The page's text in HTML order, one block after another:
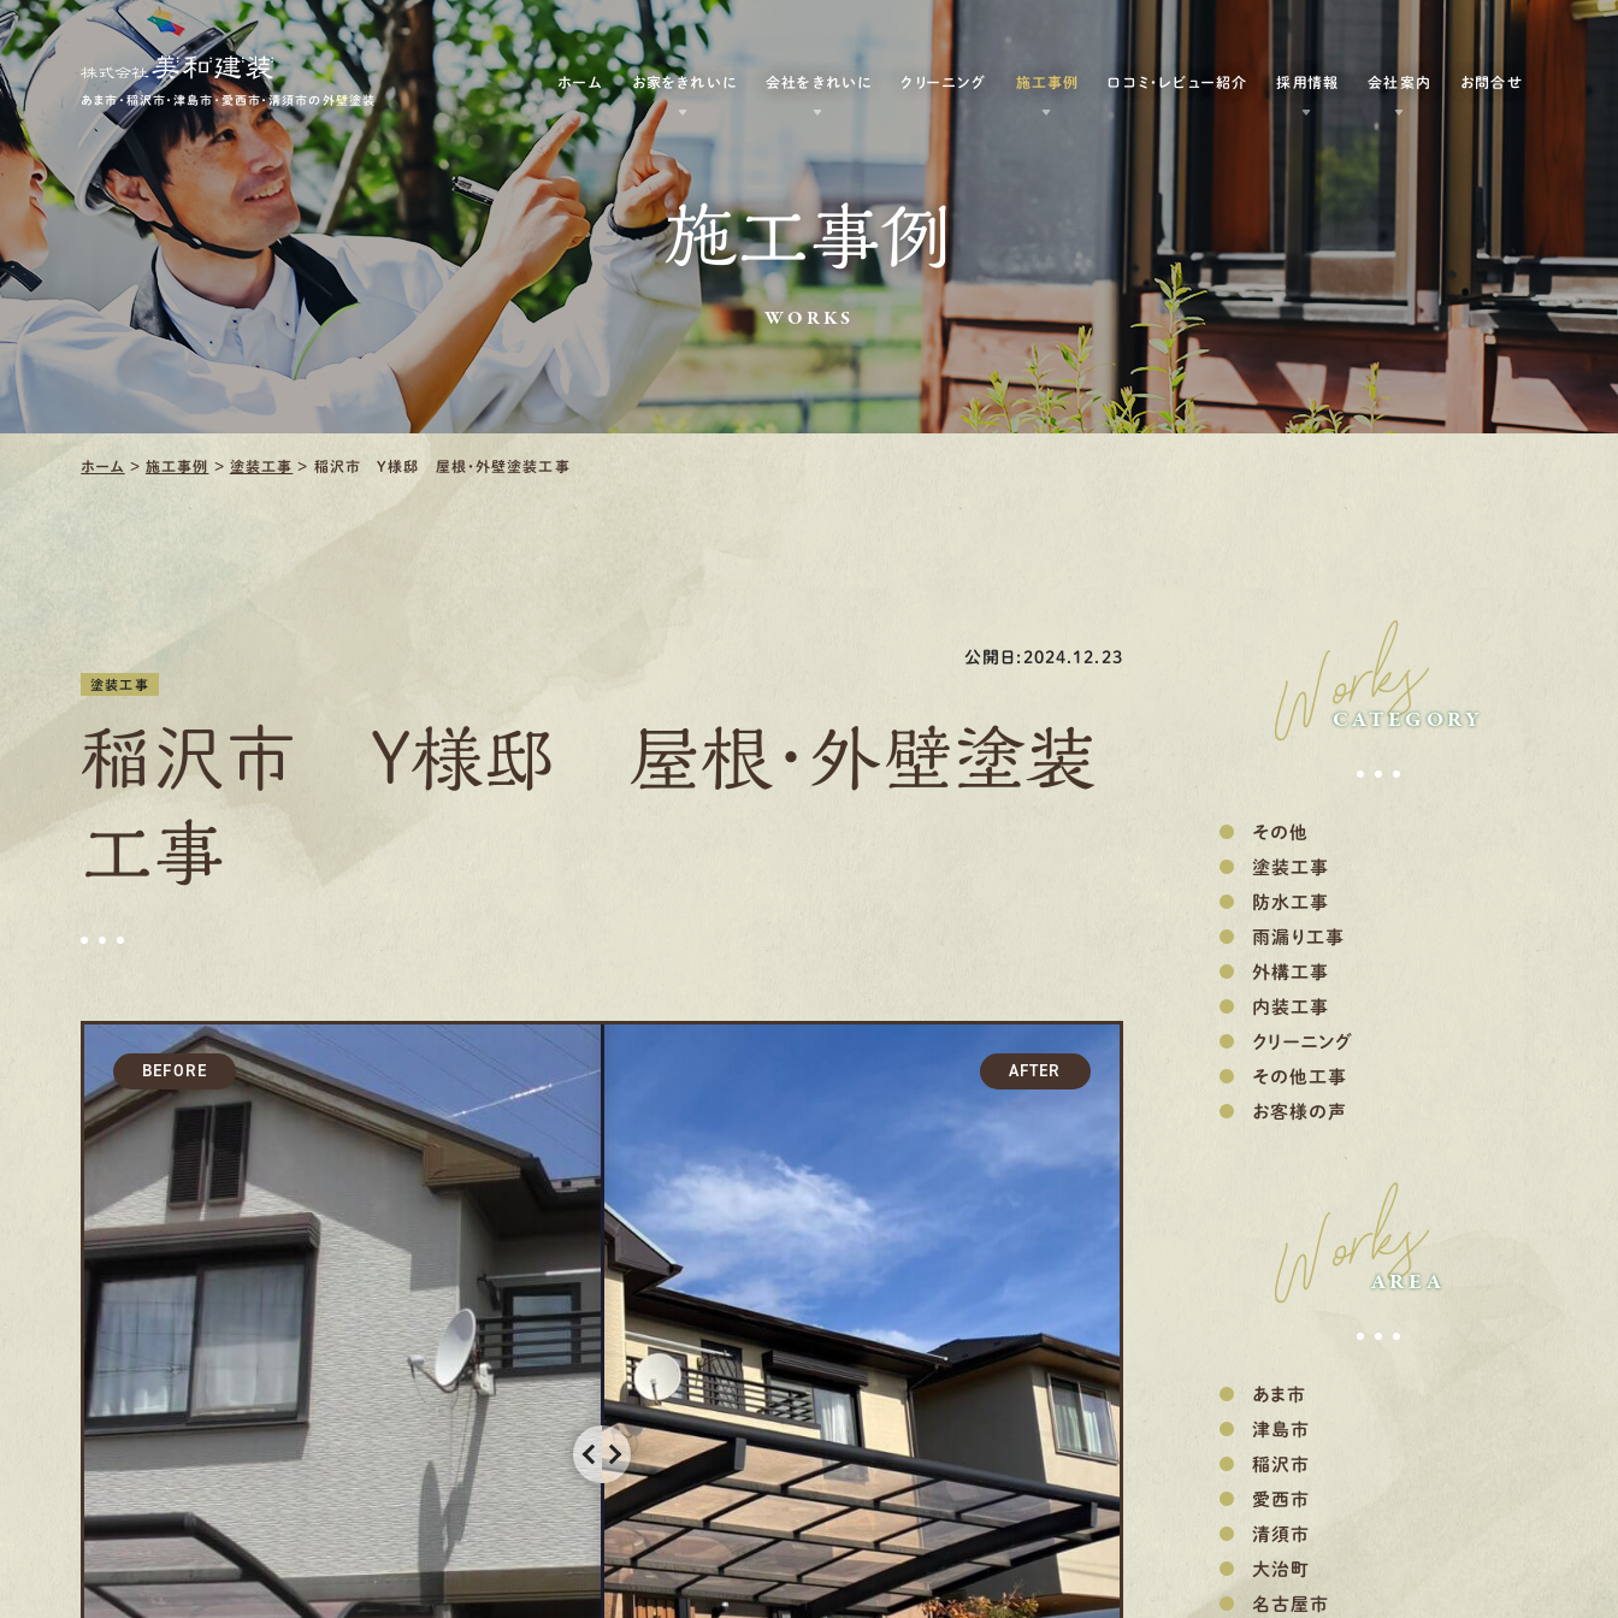
あま市・稲沢市・津島市・愛西市・清須市の外壁塗装
ホーム お家をきれいに 会社をきれいに クリーニング 施工事例 口コミ・レビュー紹介 採用情報 会社案内 お問合せ
施工事例
WORKS
ホーム > 施工事例 > 塗装工事 > 稲沢市 Y様邸 屋根・外壁塗装工事
公開日:2024.12.23
塗装工事
稲沢市 Y様邸 屋根・外壁塗装
工事
Works
CATEGORY
その他
塗装工事
防水工事
雨漏り工事
外構工事
内装工事
クリーニング
その他工事
お客様の声
Works
AREA
あま市
津島市
稲沢市
愛西市
清須市
大治町
名古屋市